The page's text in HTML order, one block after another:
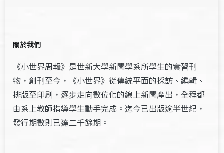
關於我們
《小世界周報》是世新大學新聞學系所學生的實習刊
物，創刊至今，《小世界》從傳統平面的採訪、編輯、
排版至印刷，逐步走向數位化的線上新聞產出，全程都
由系上教師指導學生動手完成。迄今已出版逾半世紀，
發行期數則已達二千餘期。